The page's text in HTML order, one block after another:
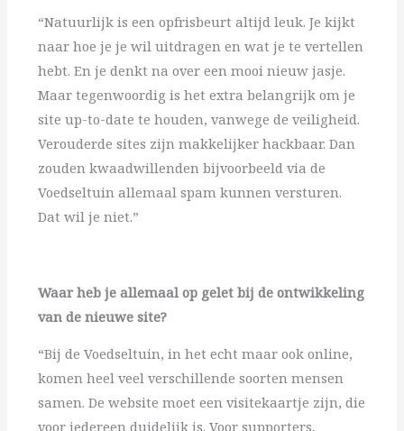
“Natuurlijk is een opfrisbeurt altijd leuk. Je kijkt
naar hoe je je wil uitdragen en wat je te vertellen
hebt. En je denkt na over een mooi nieuw jasje.
Maar tegenwoordig is het extra belangrijk om je
site up-to-date te houden, vanwege de veiligheid.
Verouderde sites zijn makkelijker hackbaar. Dan
zouden kwaadwillenden bijvoorbeeld via de
Voedseltuin allemaal spam kunnen versturen.
Dat wil je niet.”
Waar heb je allemaal op gelet bij de ontwikkeling
van de nieuwe site?
“Bij de Voedseltuin, in het echt maar ook online,
komen heel veel verschillende soorten mensen
samen. De website moet een visitekaartje zijn, die
voor iedereen duidelijk is. Voor supporters,